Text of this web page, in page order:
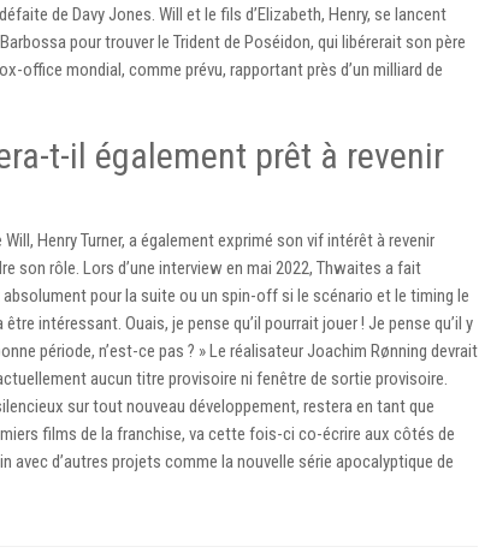
de Davy Jones. Will et le fils d’Elizabeth, Henry, se lancent
pour trouver le Trident de Poséidon, qui libérerait son père
office mondial, comme prévu, rapportant près d’un milliard de
t-il également prêt à revenir
Henry Turner, a également exprimé son vif intérêt à revenir
son rôle. Lors d’une interview en mai 2022, Thwaites a fait
pour la suite ou un spin-off si le scénario et le timing le
intéressant. Ouais, je pense qu’il pourrait jouer ! Je pense qu’il y
période, n’est-ce pas ? » Le réalisateur Joachim Rønning devrait
aucun titre provisoire ni fenêtre de sortie provisoire.
sur tout nouveau développement, restera en tant que
films de la franchise, va cette fois-ci co-écrire aux côtés de
avec d’autres projets comme la nouvelle série apocalyptique de